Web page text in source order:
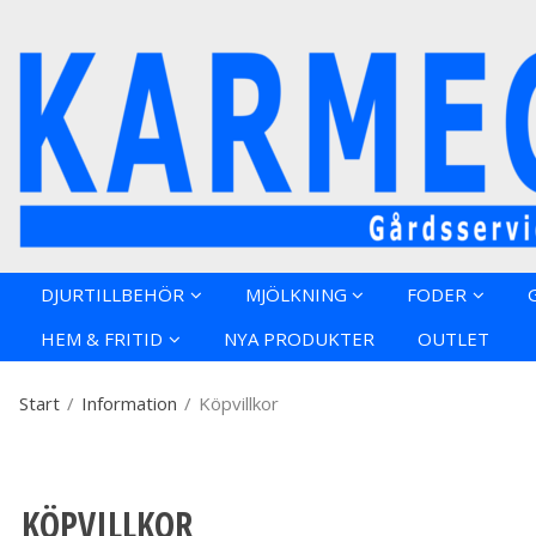
DJURTILLBEHÖR MJÖLKNING FODER
HEM & FRITID
NYA PRODUKTER OUTLET
Start / Information / Köpvillkor
KÖPVILLKOR